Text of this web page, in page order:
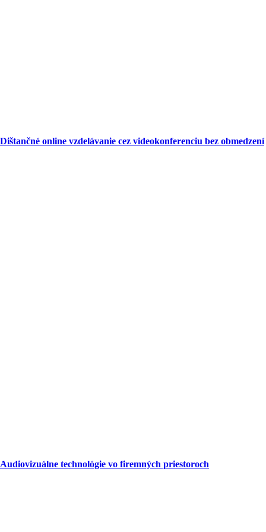
Dištančné online vzdelávanie cez videokonferenciu bez obmedzení
Audiovizuálne technológie vo firemných priestoroch